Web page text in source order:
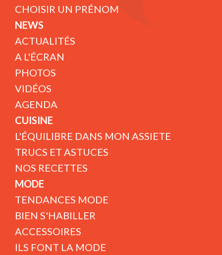
CHOISIR UN PRÉNOM
NEWS
ACTUALITÉS
A L'ÉCRAN
PHOTOS
VIDÉOS
AGENDA
CUISINE
L'ÉQUILIBRE DANS MON ASSIETE
TRUCS ET ASTUCES
NOS RECETTES
MODE
TENDANCES MODE
BIEN S'HABILLER
ACCESSOIRES
ILS FONT LA MODE